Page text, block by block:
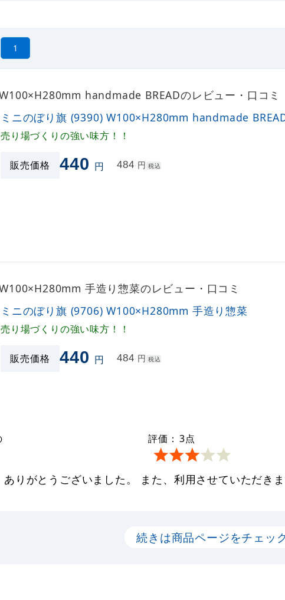
1
handmade BREADのレビュー・口コミ
ミニのぼり旗 (9390) W100×H280mm handmade
売り場づくりの強い味方！！
販売価格 440 円 484 円 税込
手造り惣菜のレビュー・口コミ
ミニのぼり旗 (9706) W100×H280mm 手造り惣菜
売り場づくりの強い味方！！
販売価格 440 円 484 円 税込
評価： 3点
りがとうございました。 また、利用させていただきま
続きは商品ページをチェッ